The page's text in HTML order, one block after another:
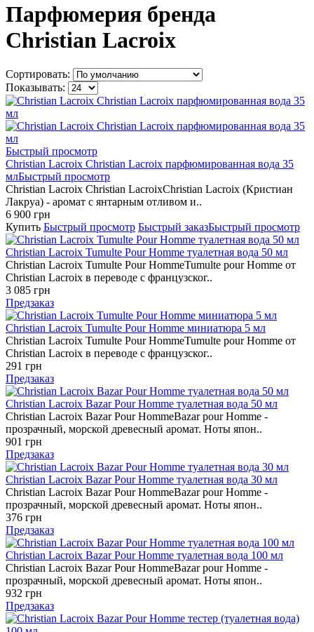
Парфюмерия бренда
Christian Lacroix
Сортировать:
Показывать:
Быстрый просмотр
Christian Lacroix Christian Lacroix парфюмированная вода 35
млБыстрый просмотр
Christian Lacroix Christian LacroixChristian Lacroix (Кристиан
Лакруа) - аромат с янтарным отливом и..
6 900 грн
Купить Быстрый просмотр Быстрый заказБыстрый просмотр
Christian Lacroix Tumulte Pour Homme туалетная вода 50 мл
Christian Lacroix Tumulte Pour HommeTumulte pour Homme от
Christian Lacroix в переводе с французског..
3 085 грн
Предзаказ
Christian Lacroix Tumulte Pour Homme миниатюра 5 мл
Christian Lacroix Tumulte Pour HommeTumulte pour Homme от
Christian Lacroix в переводе с французског..
291 грн
Предзаказ
Christian Lacroix Bazar Pour Homme туалетная вода 50 мл
Christian Lacroix Bazar Pour HommeBazar pour Homme -
прозрачный, морской древесный аромат. Ноты япон..
901 грн
Предзаказ
Christian Lacroix Bazar Pour Homme туалетная вода 30 мл
Christian Lacroix Bazar Pour HommeBazar pour Homme -
прозрачный, морской древесный аромат. Ноты япон..
376 грн
Предзаказ
Christian Lacroix Bazar Pour Homme туалетная вода 100 мл
Christian Lacroix Bazar Pour HommeBazar pour Homme -
прозрачный, морской древесный аромат. Ноты япон..
932 грн
Предзаказ